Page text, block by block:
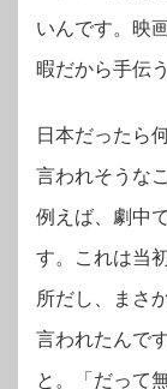
いんです。映
暇だから手伝
日本だったら
言われそうな
例えば、劇中
す。これは当
所だし、まさ
言われたんで
と。「だって